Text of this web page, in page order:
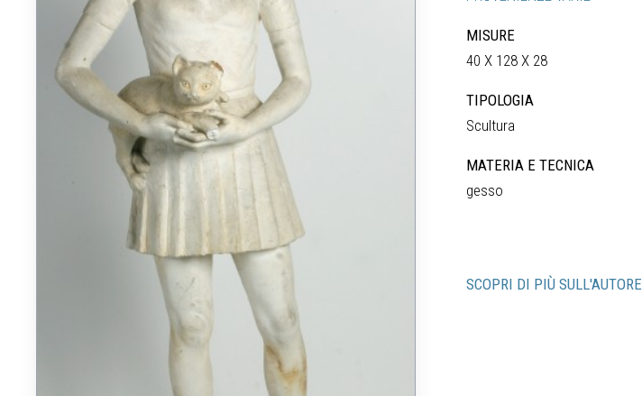
MISURE
40 X 128 X 28
TIPOLOGIA
Scultura
MATERIA E TECNICA
gesso
SCOPRI DI PIÙ SULL'AUTORE